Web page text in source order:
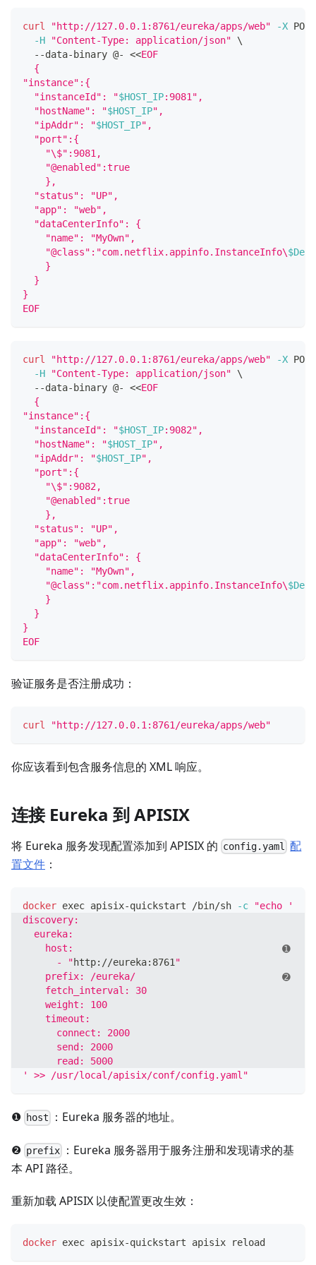
curl "http://127.0.0.1:8761/eureka/apps/web" -X
-H
"Content-Type: application/json"
\
  --data-binary @-
<<EOF
  {
"instance":{
  "instanceId": "
$HOST_IP:9081",
  "hostName": "
$HOST_IP",
  "ipAddr": "
$HOST_IP",
  "port":{
    "\$":9081,
    "@enabled":true
    },
  "status": "UP",
  "app": "web",
  "dataCenterInfo": {
    "name": "MyOwn",
    "@class":"com.netflix.appinfo.InstanceInfo\
    }
  }
}
EOF
curl "http://127.0.0.1:8761/eureka/apps/web" -X
-H
"Content-Type: application/json"
\
  --data-binary @-
<<EOF
  {
"instance":{
  "instanceId": "
$HOST_IP:9082",
  "hostName": "
$HOST_IP",
  "ipAddr": "
$HOST_IP",
  "port":{
    "\$":9082,
    "@enabled":true
    },
  "status": "UP",
  "app": "web",
  "dataCenterInfo": {
    "name": "MyOwn",
    "@class":"com.netflix.appinfo.InstanceInfo\
    }
  }
}
EOF
验证服务是否注册成功：
curl "http://127.0.0.1:8761/eureka/apps/web"
你应该看到包含服务信息的 XML 响应。
连接 Eureka 到 APISIX
将 Eureka 服务发现配置添加到 APISIX 的 config.yaml 配
置文件 ：
docker exec apisix-quickstart /bin/sh -c
"echo '
discovery:
  eureka:
    host:
      - "
http://eureka:8761"
    prefix: /eureka/
    fetch_interval: 30
    weight: 100
    timeout:
      connect: 2000
      send: 2000
      read: 5000
' >> /usr/local/apisix/conf/config.yaml"
❶ host ：Eureka 服务器的地址。
❷ prefix
：Eureka 服务器用于服务注册和发现请求的基
本 API 路径。
重新加载 APISIX 以使配置更改生效：
docker exec apisix-quickstart apisix reload